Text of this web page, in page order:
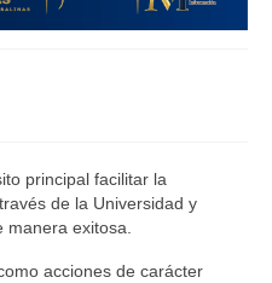
principal facilitar la
de la Universidad y
manera exitosa.
acciones de carácter